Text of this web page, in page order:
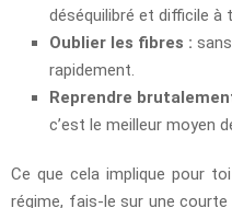
déséquilibré et difficile à
Oublier les fibres :
rapidement.
Reprendre
c’est le meilleur moyen
Ce que cela implique pour
régime, fais-le sur une